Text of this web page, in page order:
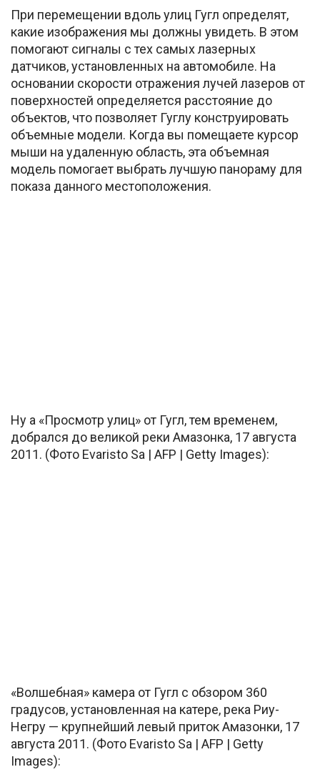
При перемещении вдоль улиц Гугл определят,
какие изображения мы должны увидеть. В этом
помогают сигналы с тех самых лазерных
датчиков, установленных на автомобиле. На
основании скорости отражения лучей лазеров от
поверхностей определяется расстояние до
объектов, что позволяет Гуглу конструировать
объемные модели. Когда вы помещаете курсор
мыши на удаленную область, эта объемная
модель помогает выбрать лучшую панораму для
показа данного местоположения.
Ну а «Просмотр улиц» от Гугл, тем временем,
добрался до великой реки Амазонка, 17 августа
2011. (Фото Evaristo Sa | AFP | Getty Images):
«Волшебная» камера от Гугл с обзором 360
градусов, установленная на катере, река Риу-
Негру — крупнейший левый приток Амазонки, 17
августа 2011. (Фото Evaristo Sa | AFP | Getty
Images):